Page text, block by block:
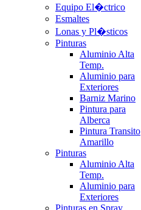
Equipo El�ctrico
Esmaltes
Lonas y Pl�sticos
Pinturas
Aluminio Alta
Temp.
Aluminio para
Exteriores
Barniz Marino
Pintura para
Alberca
Pintura Transito
Amarillo
Pinturas
Aluminio Alta
Temp.
Aluminio para
Exteriores
Pinturas en Spray